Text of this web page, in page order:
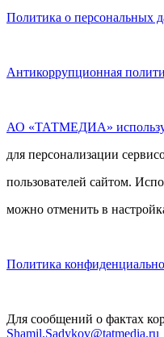
Политика о персональных
Антикоррупционная
АО «ТАТМЕДИА»
для персонализации
пользователей сайтом.
можно отменить в
Политика
Для сообщений о фактах
Shamil.Sadykov@tatmedia.ru